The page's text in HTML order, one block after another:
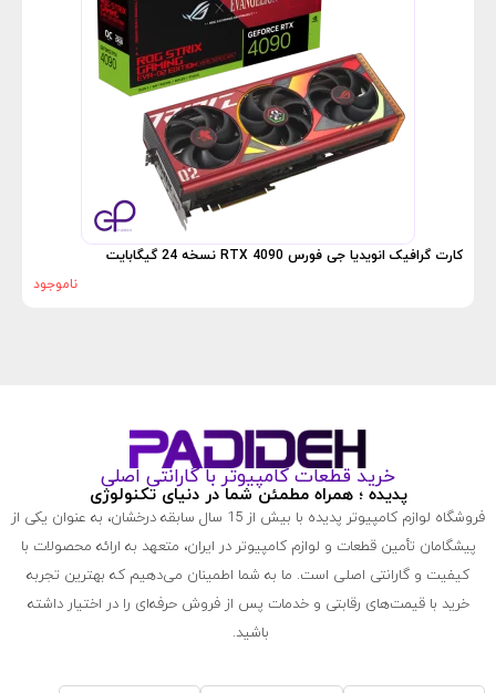
کارت گرافیک انویدیا جی فورس RTX 4090 نسخه 24 گیگابایت
ناموجود
خرید قطعات کامپیوتر با گارانتی اصلی
پدیده ؛ همراه مطمئن شما در دنیای تکنولوژی
فروشگاه لوازم کامپیوتر پدیده با بیش از 15 سال سابقه درخشان، به عنوان یکی از
پیشگامان تأمین قطعات و لوازم کامپیوتر در ایران، متعهد به ارائه محصولات با
کیفیت و گارانتی اصلی است. ما به شما اطمینان می‌دهیم که بهترین تجربه
خرید با قیمت‌های رقابتی و خدمات پس از فروش حرفه‌ای را در اختیار داشته
باشید.